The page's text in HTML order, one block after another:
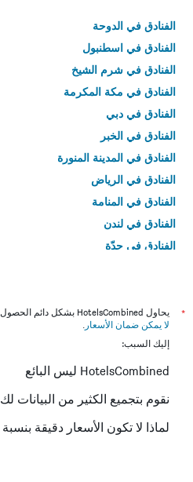
الفنادق في الدوحة
الفنادق في اسطنبول
الفنادق في شرم الشيخ
الفنادق في مكة المكرمة
الفنادق في دبي
الفنادق في الخبر
الفنادق في المدينة المنورة
الفنادق في الرياض
الفنادق في المنامة
الفنادق في لندن
الفنادق في جدّة
*
يحاول HotelsCombined بشكل دائم الحصول على الأسعار الدقيقة، ولكن
لا يمكن ضمان الأسعار .
إليك السبب:
HotelsCombined ليس البائع
نقوم بتجميع الكثير من البيانات لك
لماذا لا تكون الأسعار دقيقة بنسبة 100٪؟